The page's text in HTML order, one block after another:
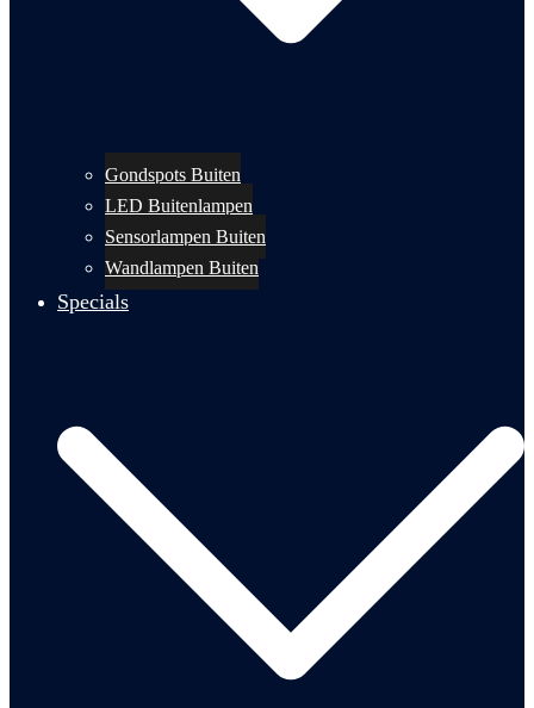
Gondspots Buiten
LED Buitenlampen
Sensorlampen Buiten
Wandlampen Buiten
Specials